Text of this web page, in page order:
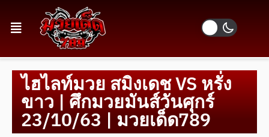
ไฮไลท์มวย สมิงเดช VS หรั่ง
ขาว | ศึกมวยมันส์วันศุกร์
23/10/63 | มวยเด็ด789